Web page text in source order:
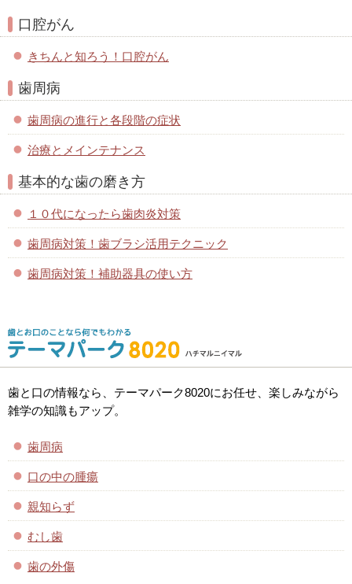
口腔がん
きちんと知ろう！口腔がん
歯周病
歯周病の進行と各段階の症状
治療とメインテナンス
基本的な歯の磨き方
１０代になったら歯肉炎対策
歯周病対策！歯ブラシ活用テクニック
歯周病対策！補助器具の使い方
歯と口の情報なら、テーマパーク8020にお任せ、楽しみながら
雑学の知識もアップ。
歯周病
口の中の腫瘍
親知らず
むし歯
歯の外傷